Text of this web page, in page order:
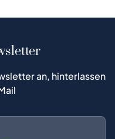
an, hinterlassen